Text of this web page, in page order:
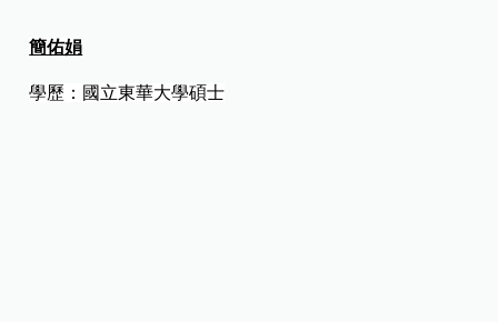
簡佑娟
學歷：國立東華大學碩士